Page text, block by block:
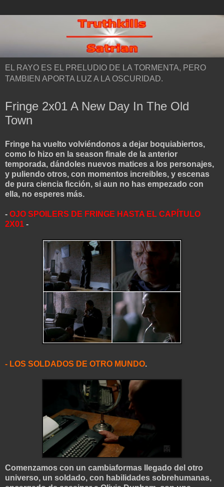
EL RAYO ES EL PRELUDIO DE LA TORMENTA, PERO
TAMBIEN APORTA LUZ A LA OSCURIDAD.
Fringe 2x01 A New Day In The Old
Town
Fringe ha vuelto volviéndonos a dejar boquiabiertos,
como lo hizo en la season finale de la anterior
temporada, dándoles nuevos matices a los personajes,
y puliendo otros, con momentos increibles, y escenas
de pura ciencia ficción, si aun no has empezado con
ella, no esperes más.
- OJO SPOILERS DE FRINGE HASTA EL CAPÍTULO
2X01 -
- LOS SOLDADOS DE OTRO MUNDO.
Comenzamos con un cambiaformas llegado del otro
universo, un soldado, con habilidades sobrehumanas,